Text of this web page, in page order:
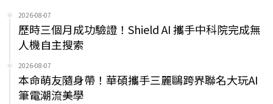
2026-08-07
歷時三個月成功驗證！Shield AI 攜手中科院完成無
人機自主搜索
2026-08-07
本命萌友隨身帶！華碩攜手三麗鷗跨界聯名大玩AI
筆電潮流美學